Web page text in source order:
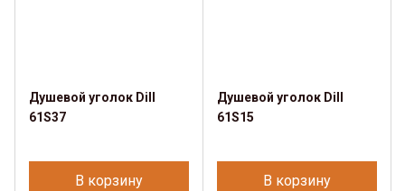
Душевой уголок Dill
61S37
В корзину
Душевой уголок Dill
61S15
В корзину